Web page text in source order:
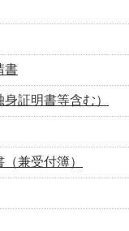
書
証明書等含む）
兼受付簿）